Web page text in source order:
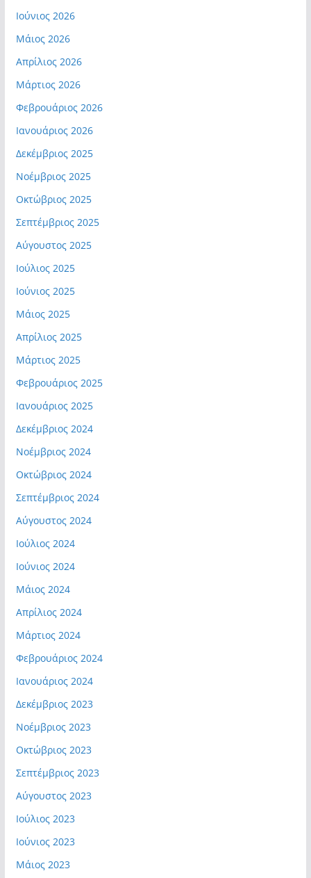
Ιούνιος 2026
Μάιος 2026
Απρίλιος 2026
Μάρτιος 2026
Φεβρουάριος 2026
Ιανουάριος 2026
Δεκέμβριος 2025
Νοέμβριος 2025
Οκτώβριος 2025
Σεπτέμβριος 2025
Αύγουστος 2025
Ιούλιος 2025
Ιούνιος 2025
Μάιος 2025
Απρίλιος 2025
Μάρτιος 2025
Φεβρουάριος 2025
Ιανουάριος 2025
Δεκέμβριος 2024
Νοέμβριος 2024
Οκτώβριος 2024
Σεπτέμβριος 2024
Αύγουστος 2024
Ιούλιος 2024
Ιούνιος 2024
Μάιος 2024
Απρίλιος 2024
Μάρτιος 2024
Φεβρουάριος 2024
Ιανουάριος 2024
Δεκέμβριος 2023
Νοέμβριος 2023
Οκτώβριος 2023
Σεπτέμβριος 2023
Αύγουστος 2023
Ιούλιος 2023
Ιούνιος 2023
Μάιος 2023